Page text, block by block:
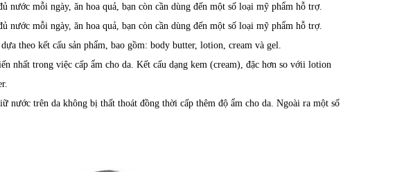
nước mỗi ngày, ăn hoa quả, bạn còn cần dùng đến một số loại mỹ phẩm hỗ trợ.
nước mỗi ngày, ăn hoa quả, bạn còn cần dùng đến một số loại mỹ phẩm hỗ trợ.
theo kết cấu sản phẩm, bao gồm: body butter, lotion, cream và gel.
nhất trong việc cấp ẩm cho da. Kết cấu dạng kem (cream), đặc hơn so vớii lotion
nước trên da không bị thất thoát đồng thời cấp thêm độ ẩm cho da. Ngoài ra một số